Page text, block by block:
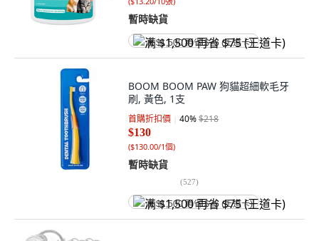
暫時缺貨
满 $1,500 再省 $75 (王道卡)
BOOM BOOM PAW 狗貓超細軟毛牙
刷, 黃色, 1支
首購折扣價 40%$218
$130
($130.00/1個)
暫時缺貨
(527)
满 $1,500 再省 $75 (王道卡)